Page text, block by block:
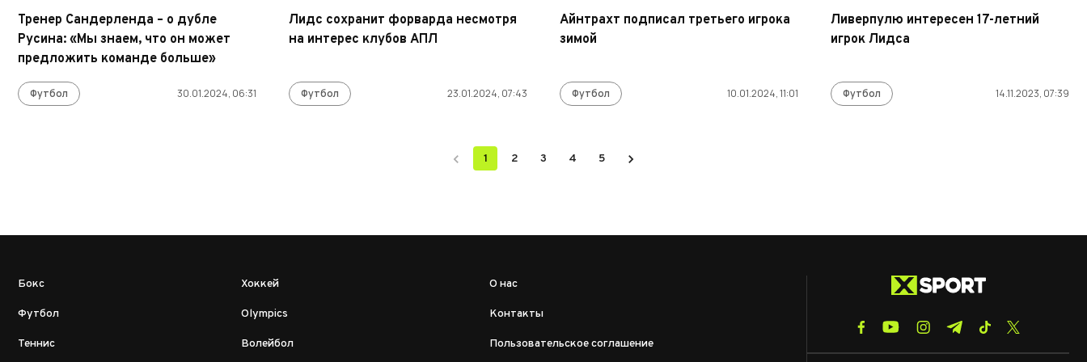
Тренер Сандерленда – о дубле
Русина: «Мы знаем, что он может
предложить команде больше»
Футбол 30.01.2024, 06:31
Лидс сохранит форварда несмотря
на интерес клубов АПЛ
Футбол 23.01.2024, 07:43
Айнтрахт подписал третьего игрока
зимой
Футбол 10.01.2024, 11:01
Ливерпулю интересен 17-летний
игрок Лидса
Футбол 14.11.2023, 07:39
1 2 3 4 5
Бокс
Футбол
Теннис
Хоккей
Olympics
Волейбол
О нас
Контакты
Пользовательское соглашение